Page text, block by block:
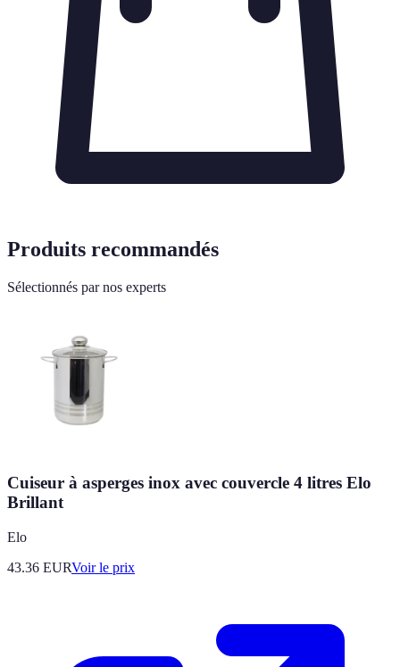
Produits recommandés
Sélectionnés par nos experts
Cuiseur à asperges inox avec couvercle 4 litres Elo
Brillant
Elo
43.36 EURVoir le prix